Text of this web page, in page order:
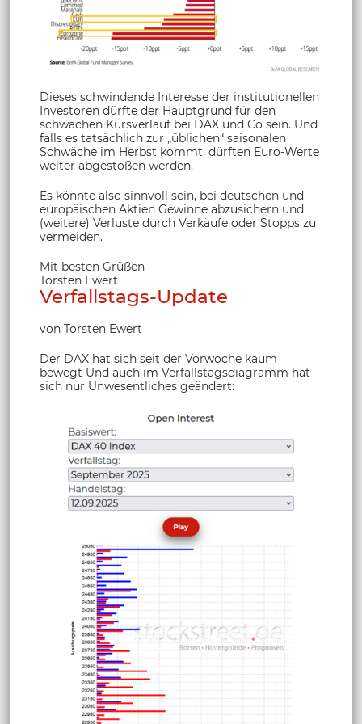
Dieses schwindende Interesse der institutionellen
Investoren dürfte der Hauptgrund für den
schwachen Kursverlauf bei DAX und Co sein. Und
falls es tatsächlich zur „üblichen“ saisonalen
Schwäche im Herbst kommt, dürften Euro-Werte
weiter abgestoßen werden.
Es könnte also sinnvoll sein, bei deutschen und
europäischen Aktien Gewinne abzusichern und
(weitere) Verluste durch Verkäufe oder Stopps zu
vermeiden.
Mit besten Grüßen
Torsten Ewert
Verfallstags-Update
von Torsten Ewert
Der DAX hat sich seit der Vorwoche kaum
bewegt Und auch im Verfallstagsdiagramm hat
sich nur Unwesentliches geändert: